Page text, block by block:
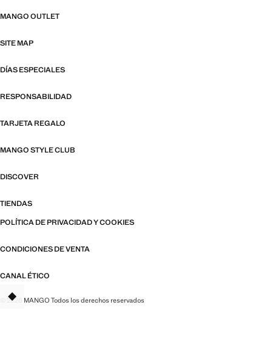
MANGO OUTLET
SITE MAP
DÍAS ESPECIALES
RESPONSABILIDAD
TARJETA REGALO
MANGO STYLE CLUB
DISCOVER
TIENDAS
POLÍTICA DE PRIVACIDAD Y COOKIES
CONDICIONES DE VENTA
CANAL ÉTICO
© 2026 MANGO Todos los derechos reservados